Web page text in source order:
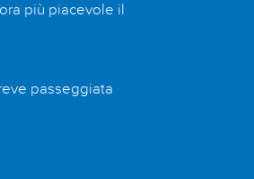
più piacevole il
passeggiata